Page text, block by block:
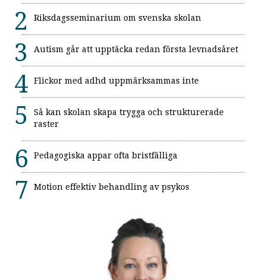
Riksdagsseminarium om svenska skolan
Autism går att upptäcka redan första levnadsåret
Flickor med adhd uppmärksammas inte
Så kan skolan skapa trygga och strukturerade
raster
Pedagogiska appar ofta bristfälliga
Motion effektiv behandling av psykos